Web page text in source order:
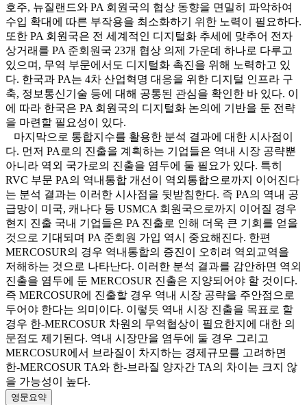
호주, 뉴질랜드와 PA 회원국의 협상 동향을 면밀히 파악하여
수입 확대에 따른 부작용을 최소화하기 위한 노력이 필요하다.
또한 PA 회원국은 전 세계적인 디지털화 추세에 맞추어 전자
상거래를 PA 준회원국 23개 협상 의제 가운데 하나로 다루고
있으며, 무역 부문에서도 디지털화 촉진을 위해 노력하고 있
다. 한국과 PA는 4차 산업혁명 대응을 위한 디지털 인프라 구
축, 정보통신기술 등에 대해 공통된 관심을 확인한 바 있다. 이
에 따라 한국은 PA 회원국의 디지털화 논의에 기반을 둔 전략
을 마련할 필요성이 있다.
마지막으로 통합지수를 활용한 분석 결과에 대한 시사점이
다. 먼저 PA로의 진출을 계획하는 기업들은 역내 시장 공략뿐
아니라 역외 국가로의 진출을 염두에 둘 필요가 있다. 특히
RVC 부문 PA의 역내통합 개선이 역외통합으로까지 이어진다
는 분석 결과는 이러한 시사점을 뒷받침한다. 즉 PA의 역내 공
급망이 미국, 캐나다 등 USMCA 회원국으로까지 이어질 경우
현지 진출 국내 기업들은 PA 진출로 인해 더욱 큰 기회를 얻을
것으로 기대되며 PA 준회원 가입 역시 중요해진다. 한편
MERCOSUR의 경우 역내통합의 증진이 오히려 역외교역을
저해하는 것으로 나타난다. 이러한 분석 결과를 감안하면 역외
진출을 염두에 둔 MERCOSUR 진출은 지양되어야 할 것이다.
즉 MERCOSUR에 진출할 경우 역내 시장 공략을 주안점으로
두어야 한다는 의미이다. 이렇듯 역내 시장 진출을 목표로 할
경우 한-MERCOSUR 차원의 무역협상이 필요한지에 대한 의
문점도 제기된다. 역내 시장만을 염두에 둘 경우 그리고
MERCOSUR에서 브라질이 차지하는 경제규모를 고려하면
한-MERCOSUR TA와 한-브라질 양자간 TA의 차이는 크지 않
을 가능성이 높다.
영문요약